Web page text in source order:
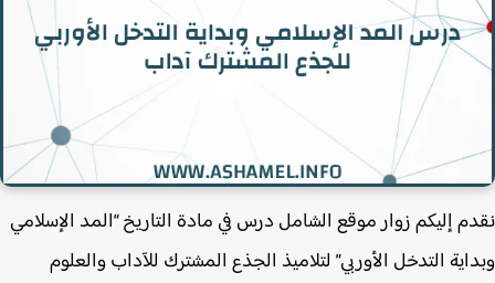
إليكم زوار موقع الشامل درس في مادة التاريخ “المد الإسلامي
التدخل الأوربي” لتلاميذ الجذع المشترك للآداب والعلوم